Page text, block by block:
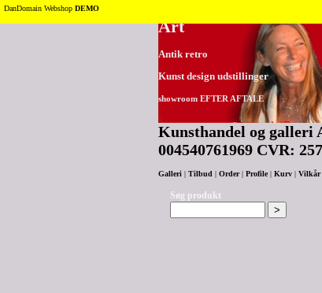
Tilbage til toppen
Art
Antik retro
Kunst design udstillinger
showroom EFTER AFTALE
Kunsthandel og galleri
004540761969 CVR:
Galleri Tilbud Order| Profile| Kurv Vilkår|
Søg produkt
DanDomain Webshop DEMO